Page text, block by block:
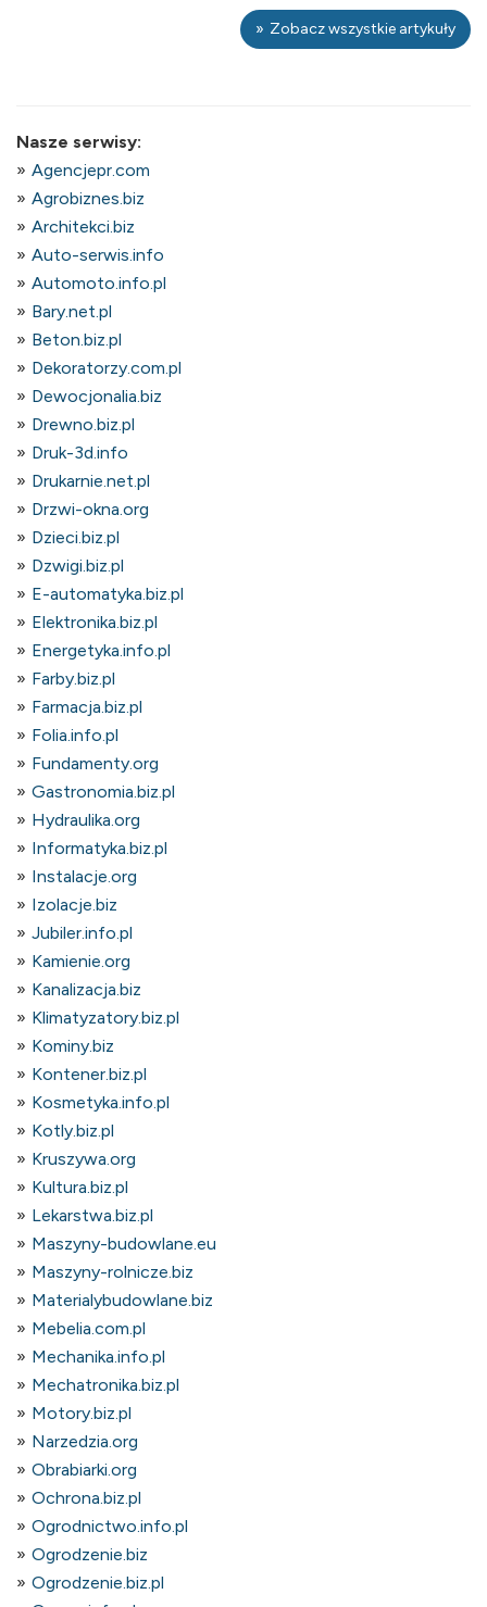
Zobacz wszystkie artykuły
Nasze serwisy:
Agencjepr.com
Agrobiznes.biz
Architekci.biz
Auto-serwis.info
Automoto.info.pl
Bary.net.pl
Beton.biz.pl
Dekoratorzy.com.pl
Dewocjonalia.biz
Drewno.biz.pl
Druk-3d.info
Drukarnie.net.pl
Drzwi-okna.org
Dzieci.biz.pl
Dzwigi.biz.pl
E-automatyka.biz.pl
Elektronika.biz.pl
Energetyka.info.pl
Farby.biz.pl
Farmacja.biz.pl
Folia.info.pl
Fundamenty.org
Gastronomia.biz.pl
Hydraulika.org
Informatyka.biz.pl
Instalacje.org
Izolacje.biz
Jubiler.info.pl
Kamienie.org
Kanalizacja.biz
Klimatyzatory.biz.pl
Kominy.biz
Kontener.biz.pl
Kosmetyka.info.pl
Kotly.biz.pl
Kruszywa.org
Kultura.biz.pl
Lekarstwa.biz.pl
Maszyny-budowlane.eu
Maszyny-rolnicze.biz
Materialybudowlane.biz
Mebelia.com.pl
Mechanika.info.pl
Mechatronika.biz.pl
Motory.biz.pl
Narzedzia.org
Obrabiarki.org
Ochrona.biz.pl
Ogrodnictwo.info.pl
Ogrodzenie.biz
Ogrodzenie.biz.pl